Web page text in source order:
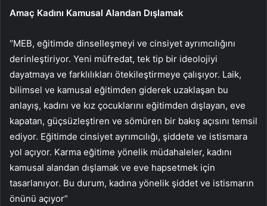
Amaç Kadını Kamusal Alandan Dışlamak
“MEB, eğitimde dinselleşmeyi ve cinsiyet ayrımcılığını
derinleştiriyor. Yeni müfredat, tek tip bir ideolojiyi
dayatmaya ve farklılıkları ötekileştirmeye çalışıyor. Laik,
bilimsel ve kamusal eğitimden giderek uzaklaşan bu
anlayış, kadını ve kız çocuklarını eğitimden dışlayan, eve
kapatan, güçsüzleştiren ve sömüren bir bakış açısını temsil
ediyor. Eğitimde cinsiyet ayrımcılığı, şiddete ve istismara
yol açıyor. Karma eğitime yönelik müdahaleler, kadını
kamusal alandan dışlamak ve eve hapsetmek için
tasarlanıyor. Bu durum, kadına yönelik şiddet ve istismarın
önünü açıyor”